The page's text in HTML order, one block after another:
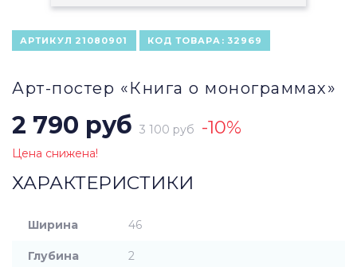
АРТИКУЛ 21080901 КОД ТОВАРА: 32969
Арт-постер «Книга о монограммах»
2 790 руб 3 100 руб -10%
Цена снижена!
ХАРАКТЕРИСТИКИ
Ширина 46
Глубина 2